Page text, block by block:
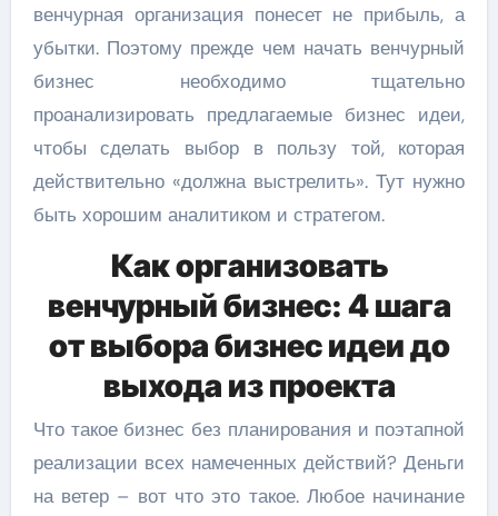
венчурная организация понесет не прибыль, а
убытки. Поэтому прежде чем начать венчурный
бизнес необходимо тщательно
проанализировать предлагаемые бизнес идеи,
чтобы сделать выбор в пользу той, которая
действительно «должна выстрелить». Тут нужно
быть хорошим аналитиком и стратегом.
Как организовать
венчурный бизнес: 4 шага
от выбора бизнес идеи до
выхода из проекта
Что такое бизнес без планирования и поэтапной
реализации всех намеченных действий? Деньги
на ветер – вот что это такое. Любое начинание